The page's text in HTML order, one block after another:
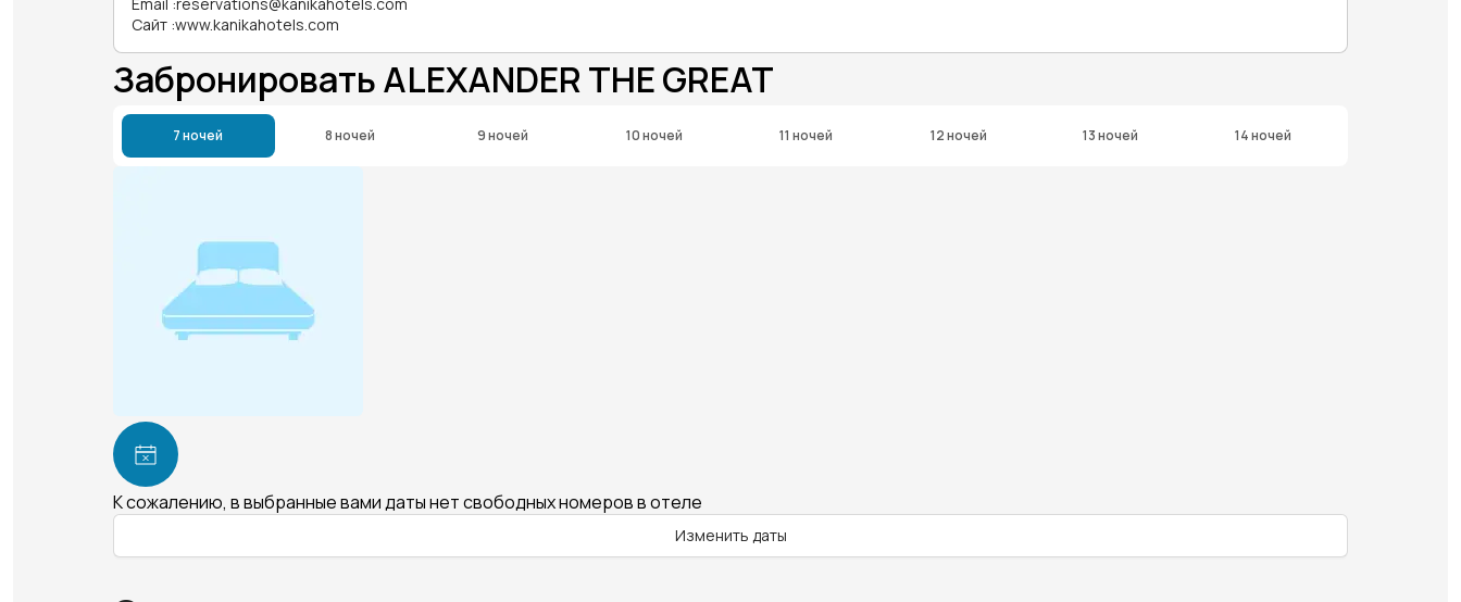
Сайт :www.kanikahotels.com
Забронировать ALEXANDER THE GREAT
7 ночей 8 ночей 9 ночей 10 ночей 11 ночей 12 ночей 13 ночей 14 ночей
К сожалению, в выбранные вами даты нет свободных номеров в отеле
Изменить даты